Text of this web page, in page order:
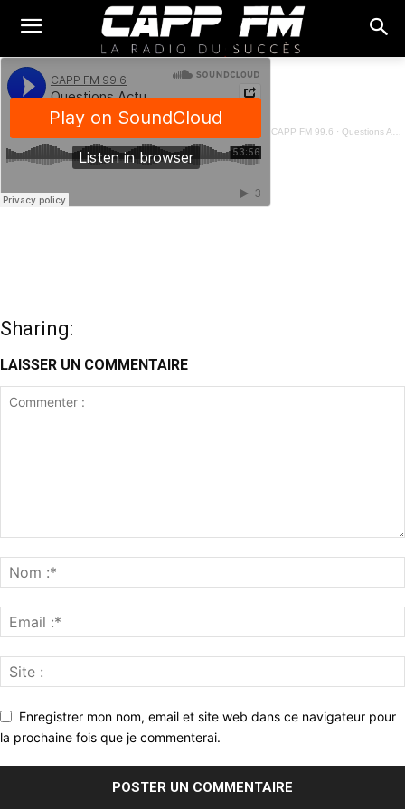
CAPP FM 99.6 · Questions Actuelles - Dossier du Jour - 07 Février 2025
Sharing:
LAISSER UN COMMENTAIRE
Enregistrer mon nom, email et site web dans ce navigateur pour
la prochaine fois que je commenterai.